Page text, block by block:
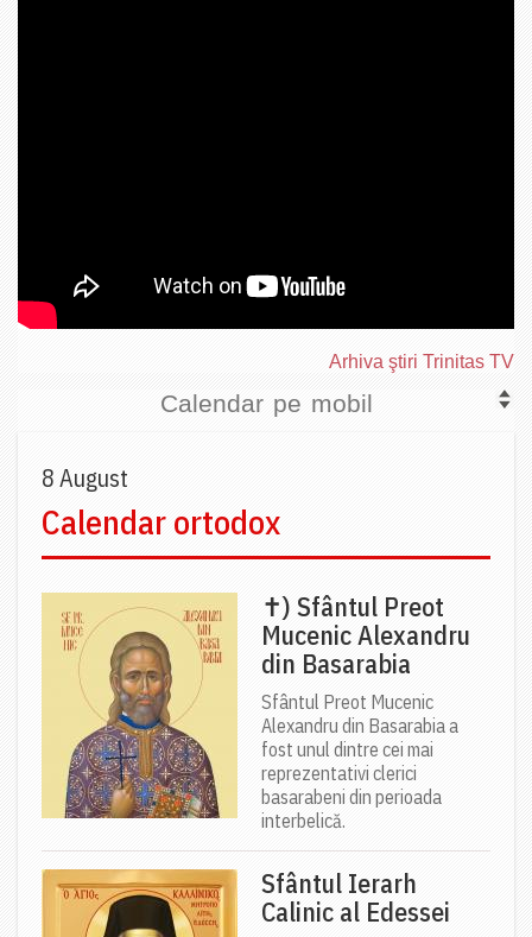
Arhiva ştiri Trinitas TV
Calendar pe mobil
8 August
Calendar ortodox
✝) Sfântul Preot
Mucenic Alexandru
din Basarabia
Sfântul Preot Mucenic
Alexandru din Basarabia a
fost unul dintre cei mai
reprezentativi clerici
basarabeni din perioada
interbelică.
Sfântul Ierarh
Calinic al Edessei